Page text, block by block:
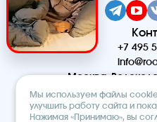
+7 495
Москва,
офис
Мы используем файлы cookie
улучшить работу сайта и
Нажимая «Принимаю», вы